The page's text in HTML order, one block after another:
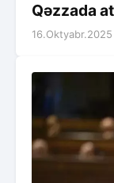
Qəzzada